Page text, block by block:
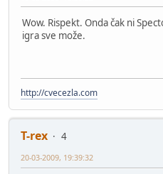
Wow. Rispekt. Onda čak ni
igra sve može.
http://cvecezla.com
T-rex
4
20-03-2009, 19:39:32